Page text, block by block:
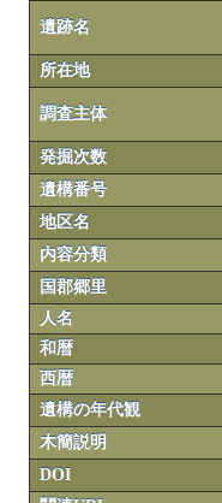
遺跡名
所在地
調査主体
発掘次数
遺構番号
地区名
内容分類
国郡郷里
人名
和暦
西暦
遺構の年代観
木簡説明
DOI